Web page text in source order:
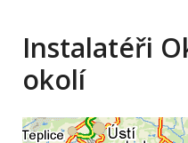
Instalatéři
okolí